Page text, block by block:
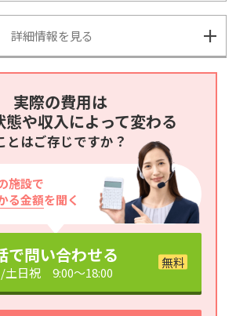
詳細情報を見る
実際の費用は
態や収入によって変わる
とはご存じですか？
施設で
る金額を聞く
で問い合わせる
土日祝 9:00～18:00